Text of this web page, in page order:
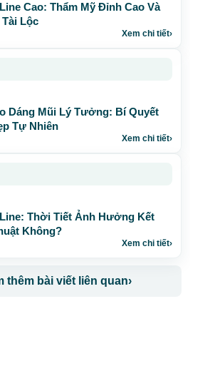
Cao: Thẩm Mỹ Đỉnh Cao Và
Lộc
Xem chi tiết›
Dáng Mũi Lý Tưởng: Bí Quyết
Tự Nhiên
Xem chi tiết›
Thời Tiết Ảnh Hưởng Kết
Không?
Xem chi tiết›
thêm bài viết liên quan›